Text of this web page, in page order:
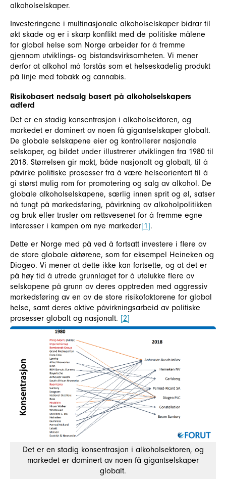
alkoholselskaper.
Investeringene i multinasjonale alkoholselskaper bidrar til
økt skade og er i skarp konflikt med de politiske målene
for global helse som Norge arbeider for å fremme
gjennom utviklings- og bistandsvirksomheten. Vi mener
derfor at alkohol må forstås som et helseskadelig produkt
på linje med tobakk og cannabis.
Risikobasert nedsalg basert på alkoholselskapers
adferd
Det er en stadig konsentrasjon i alkoholsektoren, og
markedet er dominert av noen få gigantselskaper globalt.
De globale selskapene eier og kontrollerer nasjonale
selskaper, og bildet under illustrerer utviklingen fra 1980 til
2018. Størrelsen gir makt, både nasjonalt og globalt, til å
påvirke politiske prosesser fra å være helseorientert til å
gi størst mulig rom for promotering og salg av alkohol. De
globale alkoholselskapene, særlig innen sprit og øl, satser
nå tungt på markedsføring, påvirkning av alkoholpolitikken
og bruk eller trusler om rettsvesenet for å fremme egne
interesser i kampen om nye markeder[1].
Dette er Norge med på ved å fortsatt investere i flere av
de store globale aktørene, som for eksempel Heineken og
Diageo. Vi mener at dette ikke kan fortsette, og at det er
på høy tid å utrede grunnlaget for å utelukke flere av
selskapene på grunn av deres opptreden med aggressiv
markedsføring av en av de store risikofaktorene for global
helse, samt deres aktive påvirkningsarbeid av politiske
prosesser globalt og nasjonalt. [2]
Det er en stadig konsentrasjon i alkoholsektoren, og
markedet er dominert av noen få gigantselskaper
globalt.